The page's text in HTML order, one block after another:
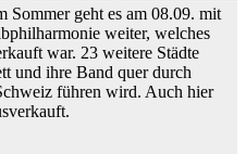
Sommer geht es am 08.09. mit
weiter, welches
war. 23 weitere Städte
und ihre Band quer durch
führen wird. Auch hier